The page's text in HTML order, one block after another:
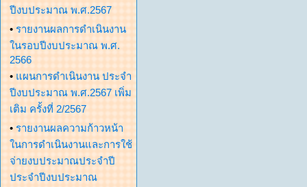
ปีงบประมาณ พ.ศ.2567
• รายงานผลการดำเนินงาน
ในรอบปีงบประมาณ พ.ศ.
2566
• แผนการดำเนินงาน ประจำ
ปีงบประมาณ พ.ศ.2567 เพิ่ม
เติม ครั้งที่ 2/2567
• รายงานผลความก้าวหน้า
ในการดำเนินงานและการใช้
จ่ายงบประมาณประจำปี
ประจำปีงบประมาณ